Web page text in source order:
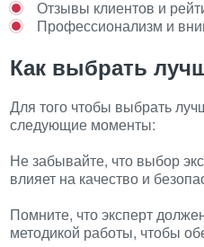
Отзывы клиентов и
Профессионализм и
Как выбрать
Для того чтобы выбрать
следующие моменты:
Не забывайте, что выбор
влияет на качество и
Помните, что эксперт
методикой работы, чтобы